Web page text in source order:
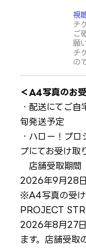
視
チ
ご
願
チ
の
＜A4写真のお
・配送にてご
旬発送予定
・ハロー！プ
プにてお受け取
→店舗受取期
2026年9月28日
※A4写真の受け
PROJECT
2026年8月27日
ます。店舗受取